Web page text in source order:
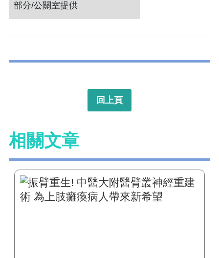
部分/公關室提供
回上頁
相關文章